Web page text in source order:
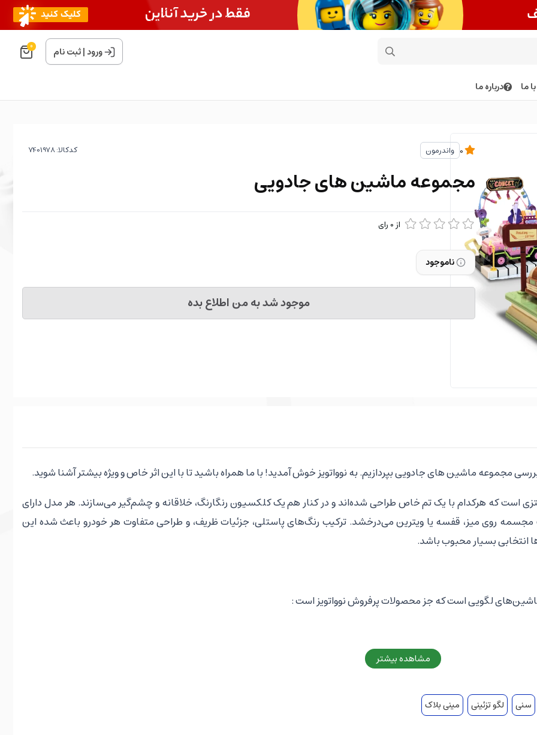
ورود|ثبت نام 0
ما درباره ما
واندرمون کدکالا:
مجموعه ماشین های جادویی
از0 رای
ناموجود
موجود شد به من اطلاع بده
بررسی مجموعه ماشین های جادویی بپردازیم. به نوواتویز خوش آمدید! با ما همراه باشید تا با این اثر خاص و ویژه بیشتر آشنا شوید.
است که هرکدام با یک تم خاص طراحی شده‌اند و در کنار هم یک کلکسیون رنگارنگ، خلاقانه و چشم‌گیر می‌سازند. هر مدل دارای
روی میز، قفسه یا ویترین می‌درخشد. ترکیب رنگ‌های پاستلی، جزئیات ظریف، و طراحی متفاوت هر خودرو باعث شده این
انتخابی بسیار محبوب باشد.
مشاهده بیشتر
سنی لگو تزئینی مینی بلاک